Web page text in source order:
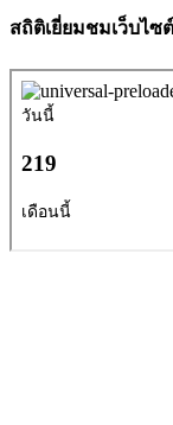
สถิติเยี่ยมชมเว็บไซต์